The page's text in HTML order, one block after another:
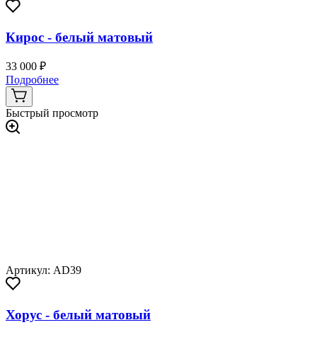
Кирос - белый матовый
33 000 ₽
Подробнее
Быстрый просмотр
Артикул: AD39
Хорус - белый матовый